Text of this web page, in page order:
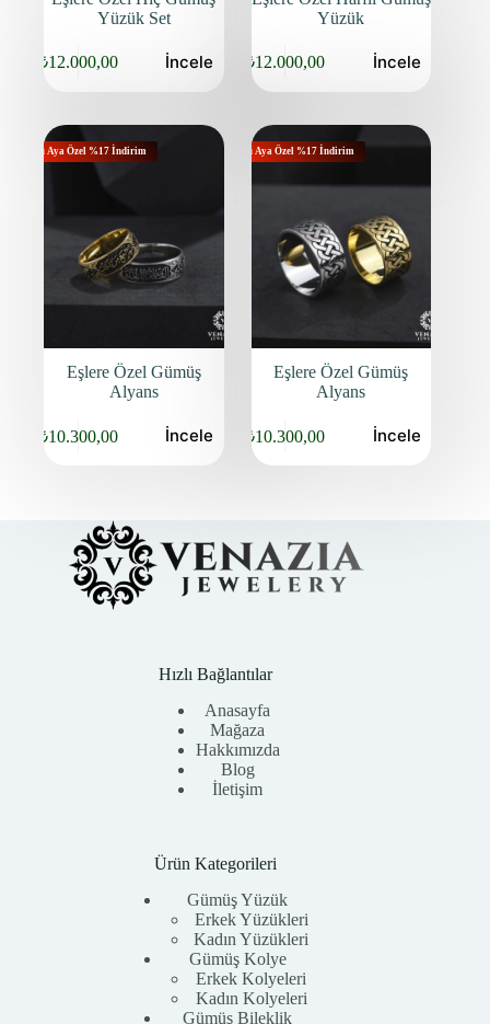
Yüzük Set
Orijinal
₺12.000,00
Şu
İncele
Yüzük
Orijinal
fiyat:
₺12.000,00
Şu
andaki
İncele
Bu Aya Özel %17 İndirim
Eşlere Özel Gümüş
Alyans
Orijinal
₺10.300,00
Şu
İncele
Bu Aya Özel %17 İndirim
Eşlere Özel Gümüş
Alyans
Orijinal
fiyat:
₺10.300,00
Şu
andaki
İncele
Hızlı Bağlantılar
Anasayfa
Mağaza
Hakkımızda
Blog
İletişim
Ürün Kategorileri
Gümüş Yüzük
Erkek Yüzükleri
Kadın Yüzükleri
Gümüş Kolye
Erkek Kolyeleri
Kadın Kolyeleri
Gümüş Bileklik